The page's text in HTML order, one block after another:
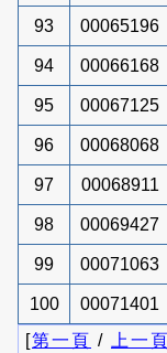
93 00065196
94 00066168
95 00067125
96 00068068
97 00068911
98 00069427
99 00071063
100 00071401
[第一頁 / 上一頁